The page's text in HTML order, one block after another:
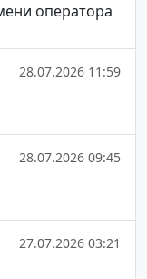
оператора
28.07.2026 11:59
28.07.2026 09:45
27.07.2026 03:21